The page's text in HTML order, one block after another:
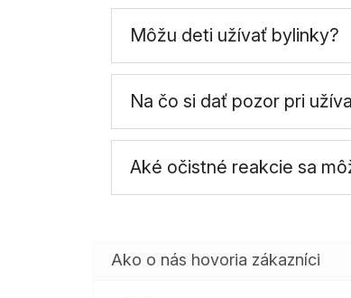
Môžu deti užívať bylinky?
Na čo si dať pozor pri
Aké očistné reakcie sa